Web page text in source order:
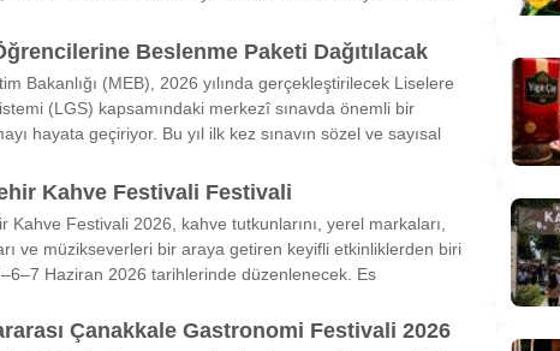
Beslenme Paketi Dağıtılacak
Bakanlığı (MEB), 2026 yılında gerçekleştirilecek Liselere
(LGS) kapsamındaki merkezî sınavda önemli bir
hayata geçiriyor. Bu yıl ilk kez sınavın sözel ve sayısal
Kahve Festivali Festivali
Kahve Festivali 2026, kahve tutkunlarını, yerel markaları,
ve müzikseverleri bir araya getiren keyifli etkinliklerden biri
Haziran 2026 tarihlerinde düzenlenecek. Es
Çanakkale Gastronomi Festivali 2026